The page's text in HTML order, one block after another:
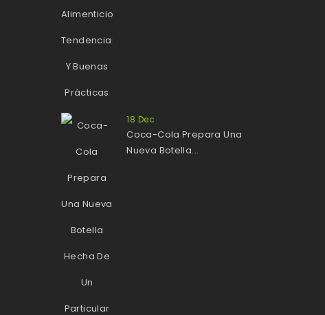
18 Dec
Coca-Cola Prepara Una
Nueva Botella...